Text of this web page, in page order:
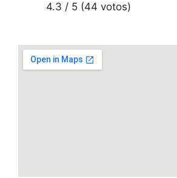
4.3 / 5 (44 votos)